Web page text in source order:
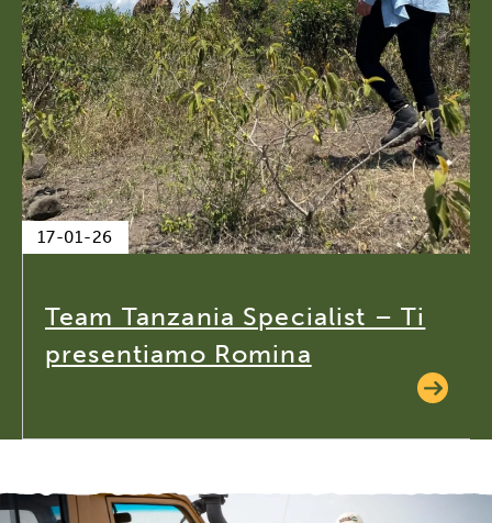
17-01-26
Team Tanzania Specialist – Ti
presentiamo Romina